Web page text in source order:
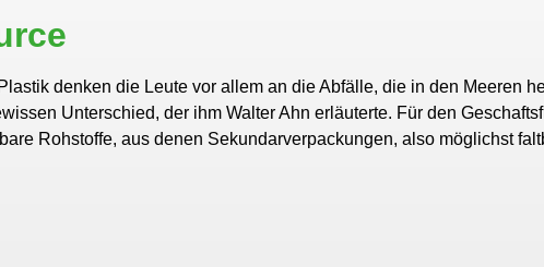
denken die Leute vor allem an die Abfälle, die in den Meeren
Unterschied, der ihm Walter Ahn er­läuterte. Für den
Rohstoffe, aus denen Sekundarverpackungen, also möglichst